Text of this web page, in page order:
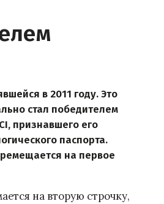
в 2011 году. Это
стал победителем
признавшего его
паспорта.
на первое
на вторую строчку,